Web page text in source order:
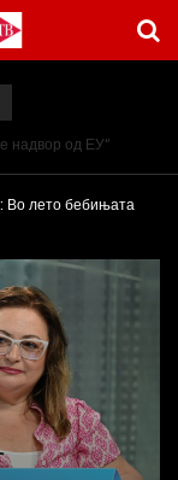
надвор од ЕУ“
Во лето бебињата